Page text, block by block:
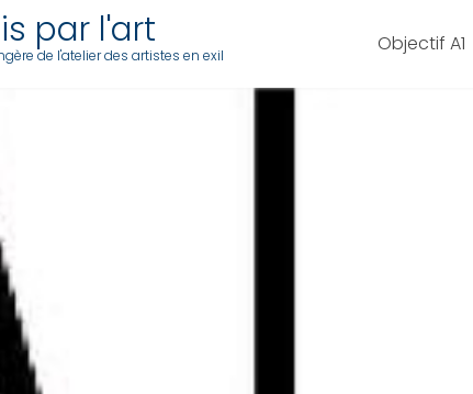
par l'art
de l'atelier des artistes en exil Objectif A1